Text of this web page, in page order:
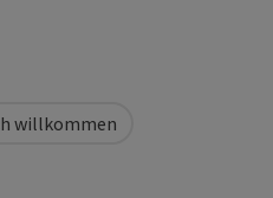
willkommen